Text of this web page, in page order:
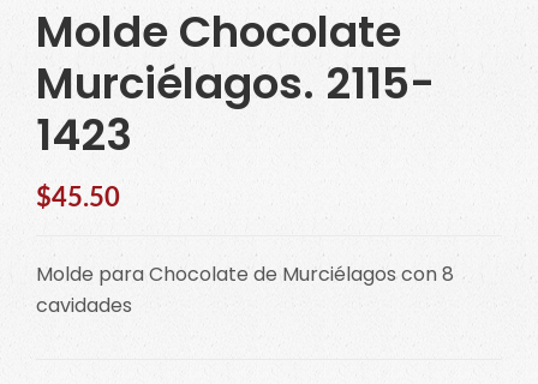
Molde Chocolate
Murciélagos. 2115-
1423
$45.50
Molde para Chocolate de Murciélagos con 8
cavidades